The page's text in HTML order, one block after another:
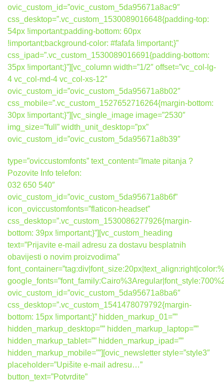
ovic_custom_id=”ovic_custom_5da95671a8ac9″
css_desktop=”.vc_custom_1530089016648{padding-top:
54px !important;padding-bottom: 60px
!important;background-color: #fafafa !important;}”
css_ipad=”.vc_custom_1530089016691{padding-bottom:
35px !important;}”][vc_column width=”1/2″ offset=”vc_col-lg-
4 vc_col-md-4 vc_col-xs-12″
ovic_custom_id=”ovic_custom_5da95671a8b02″
css_mobile=”.vc_custom_1527652716264{margin-bottom:
30px !important;}”][vc_single_image image=”2530″
img_size=”full” width_unit_desktop=”px”
ovic_custom_id=”ovic_custom_5da95671a8b39″
type=”oviccustomfonts” text_content=”Imate pitanja ?
Pozovite Info telefon:
032 650 540″
ovic_custom_id=”ovic_custom_5da95671a8b6f”
icon_oviccustomfonts=”flaticon-headset”
css_desktop=”.vc_custom_1530086277926{margin-
bottom: 39px !important;}”][vc_custom_heading
text=”Prijavite e-mail adresu za dostavu besplatnih
obavijesti o novim proizvodima”
ovic_custom_id=”ovic_custom_5da95671a8ba6″
css_desktop=”.vc_custom_1541478079792{margin-
bottom: 15px !important;}” hidden_markup_01=””
hidden_markup_desktop=”” hidden_markup_laptop=””
hidden_markup_tablet=”” hidden_markup_ipad=””
hidden_markup_mobile=””][ovic_newsletter style=”style3″
placeholder=”Upišite e-mail adresu…”
button_text=”Potvrdite”